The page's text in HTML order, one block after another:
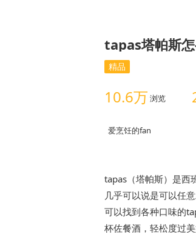
tapas塔帕斯
精品
10.6万 浏览
爱烹饪的fan
tapas（塔帕斯）是西
几乎可以说是可以任
可以找到各种口味的
杯佐餐酒，轻松度过